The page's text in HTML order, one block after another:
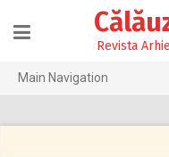
content
Revista
Main Navigation